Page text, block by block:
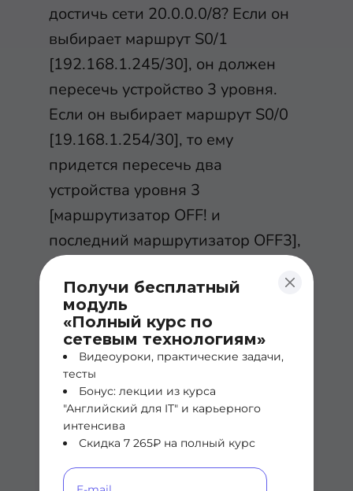
Получи бесплатный
модуль
«Полный курс по
сетевым технологиям»
Видеоуроки, практические задачи,
тесты
Бонус: лекции из курса
"Английский для IT" и карьерного
интенсива
Скидка 7 265₽ на полный курс
достичь сети 20.0.0.0/8? Если он
выбирает маршрут S0/1
[192.168.1.245/30], он должен
пересечь устройство 3 уровня.
Если он выбирает маршрут S0/0
[19.168.1.254/30], то ему
придется пересечь два
устройства уровня 3
[маршрутизатор OFF! и
последний маршрутизатор OFF3],
чтобы достичь целевой сети.
Таким образом, он будет
использовать первый маршрут,
чтобы достигнуть сети 20.0.0.0/8.
Маршрутизация
по слухам